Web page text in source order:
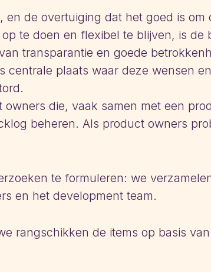
en de overtuiging dat het goed is
te doen en flexibel te blijven, is de
transparantie en goede
centrale plaats waar deze wensen
die, vaak samen met een
beheren. Als product owners
te formuleren: we
en het development team.
rangschikken de items op basis